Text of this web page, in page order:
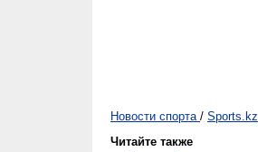
Новости спорта / Sports.kz
Читайте также